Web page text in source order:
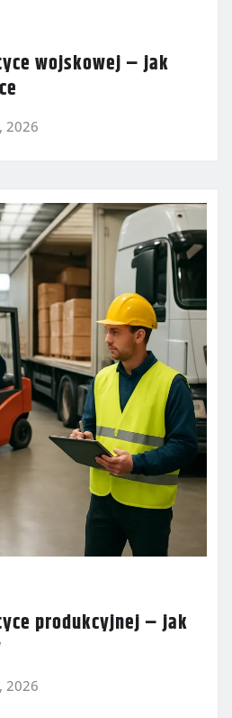
wojskowej – jak
2026
produkcyjnej – jak
2026